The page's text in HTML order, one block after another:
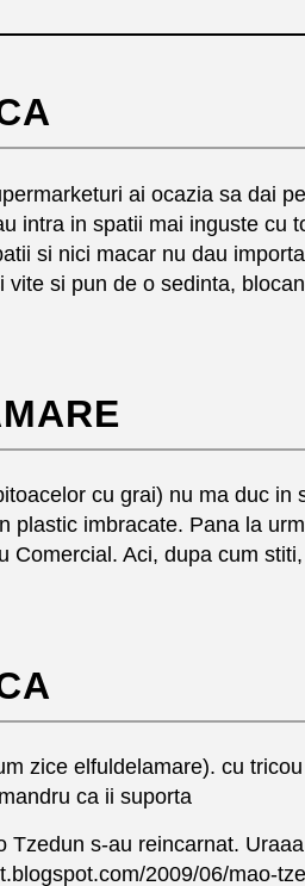
ai ocazia sa dai
intra in spatii mai inguste cu
si nici macar nu dau
vite si pun de o sedinta,
cu grai) nu ma duc
plastic imbracate. Pana la
Comercial. Aci, dupa cum
zice elfuldelamare). cu
ca ii suporta
Tzedun s-au reincarnat.
2009/06/mao-